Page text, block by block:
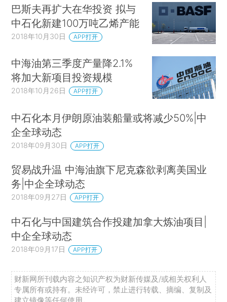
巴斯夫再扩大在华投资 拟与
中石化新建100万吨乙烯产能
2018年10月30日 APP打开
中海油第三季度产量降2.1%
将加大新项目投资规模
2018年10月26日 APP打开
中石化本月伊朗原油装船量或将减少50%|中
企全球动态
2018年09月30日 APP打开
贸易战升温 中海油旗下尼克森欲剥离美国业
务|中企全球动态
2018年09月27日 APP打开
中石化与中国建筑合作投建加拿大炼油项目|
中企全球动态
2018年09月17日 APP打开
财新网所刊载内容之知识产权为财新传媒及/或相关权利人
专属所有或持有。未经许可，禁止进行转载、摘编、复制及